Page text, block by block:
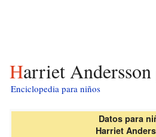
Harriet
Enciclopedia para niños
Datos para
Harriet